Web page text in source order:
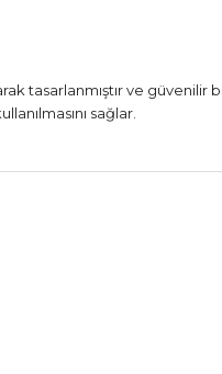
tasarlanmıştır ve güvenilir
sağlar.